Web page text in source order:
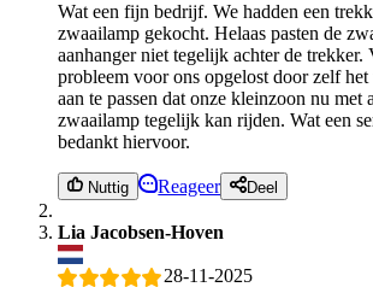
Wat een fijn bedrijf. We hadden een
zwaailamp gekocht. Helaas pasten de
aanhanger niet tegelijk achter de trekker.
probleem voor ons opgelost door zelf het
aan te passen dat onze kleinzoon nu met
zwaailamp tegelijk kan rijden. Wat een
bedankt hiervoor.
Nuttig Reageer Deel
Lia Jacobsen-Hoven
28-11-2025